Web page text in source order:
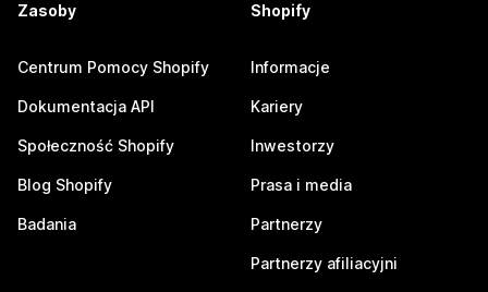
Zasoby
Centrum Pomocy Shopify
Dokumentacja API
Społeczność Shopify
Blog Shopify
Badania
Shopify
Informacje
Kariery
Inwestorzy
Prasa i media
Partnerzy
Partnerzy afiliacyjni